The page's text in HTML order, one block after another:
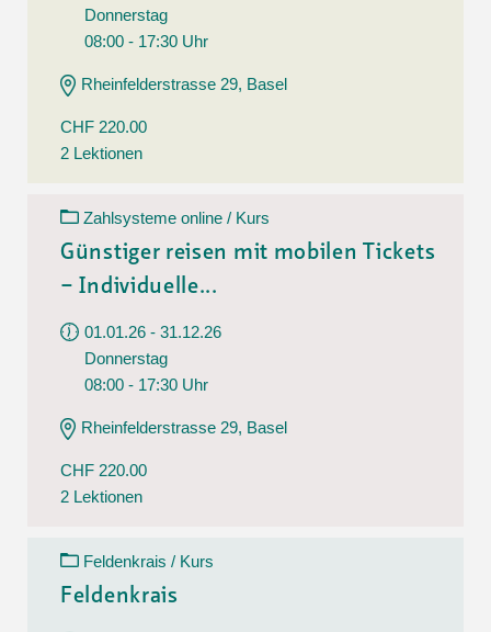
Donnerstag
08:00 - 17:30 Uhr
Rheinfelderstrasse 29, Basel
CHF 220.00
2 Lektionen
Zahlsysteme online / Kurs
Günstiger reisen mit mobilen Tickets
– Individuelle...
01.01.26 - 31.12.26
Donnerstag
08:00 - 17:30 Uhr
Rheinfelderstrasse 29, Basel
CHF 220.00
2 Lektionen
Feldenkrais / Kurs
Feldenkrais